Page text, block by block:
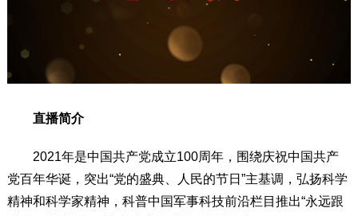
直播简介
2021年是中国共产党成立100周年，围绕庆祝中国共产
党百年华诞，突出“党的盛典、人民的节日”主基调，弘扬科学
精神和科学家精神，科普中国军事科技前沿栏目推出“永远跟